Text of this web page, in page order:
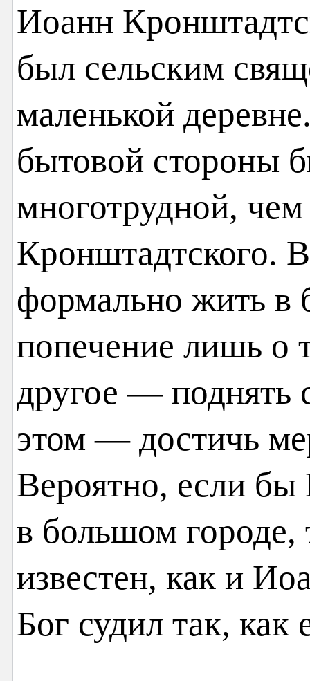
Иоанн
был сельским
маленькой
бытовой стороны
многотрудной,
Кронштадтского.
формально жить в
попечение лишь о
другое — поднять
этом — достичь
Вероятно, если
в большом
известен, как и
Бог судил так, как